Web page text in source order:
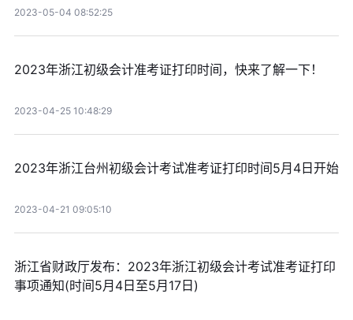
2023-05-04 08:52:25
2023年浙江初级会计准考证打印时间，快来了解一下！
2023-04-25 10:48:29
2023年浙江台州初级会计考试准考证打印时间5月4日开始
2023-04-21 09:05:10
浙江省财政厅发布：2023年浙江初级会计考试准考证打印
事项通知(时间5月4日至5月17日)